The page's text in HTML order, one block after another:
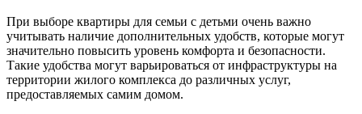
При выборе квартиры для семьи с детьми очень важно
учитывать наличие дополнительных удобств, которые могут
значительно повысить уровень комфорта и безопасности.
Такие удобства могут варьироваться от инфраструктуры на
территории жилого комплекса до различных услуг,
предоставляемых самим домом.